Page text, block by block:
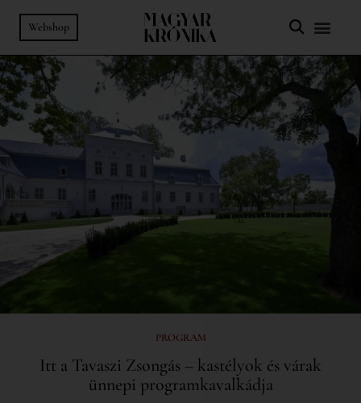
Webshop
PROGRAM
Itt a Tavaszi Zsongás – kastélyok és várak
ünnepi programkavalkádja